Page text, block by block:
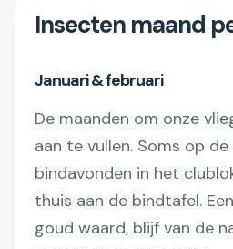
Insecten maand
Januari & februari
De maanden om onze
aan te vullen. Soms op de
bindavonden in het
thuis aan de bindtafel.
goud waard, blijf van de